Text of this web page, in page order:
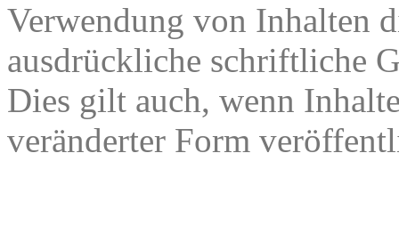
Verwendung von Inhalten
ausdrückliche schriftliche
Dies gilt auch, wenn
veränderter Form